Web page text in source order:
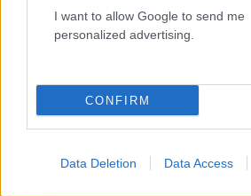
I want to allow Google to send me
personalized advertising.
CONFIRM
Data Deletion Data Access
Τζο Μπάιντεν: «Ο καρκίνος
είναι πολύ επώδυνο», λέει
Πιο
96 Βγήκαν ξανά τα
Γρατσία και Γαλανός